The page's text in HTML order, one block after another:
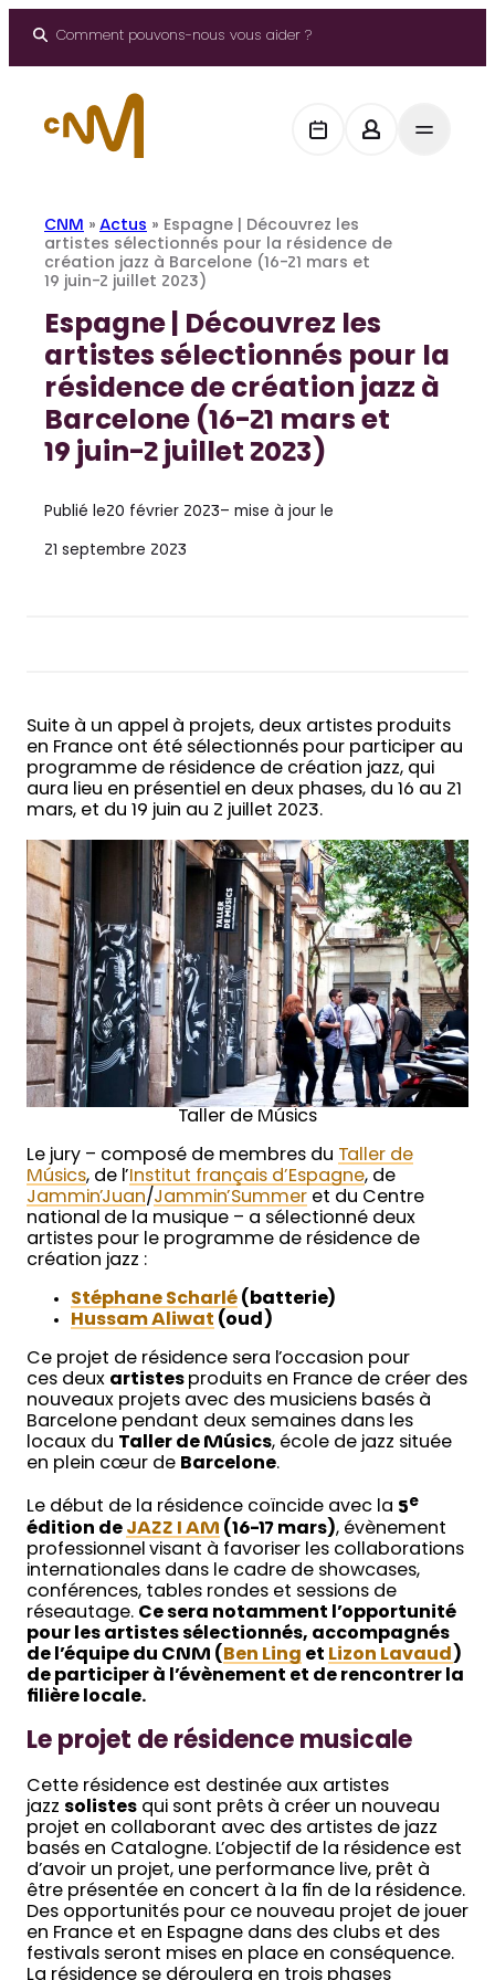
Comment pouvons-nous vous aider ?
CNM » Actus » Espagne | Découvrez les
artistes sélectionnés pour la résidence de
création jazz à Barcelone (16-21 mars et
19 juin-2 juillet 2023)
Espagne | Découvrez les
artistes sélectionnés pour la
résidence de création jazz à
Barcelone (16-21 mars et
19 juin-2 juillet 2023)
Publié le20 février 2023– mise à jour le
21 septembre 2023
Suite à un appel à projets, deux artistes produits
en France ont été sélectionnés pour participer au
programme de résidence de création jazz, qui
aura lieu en présentiel en deux phases, du 16 au 21
mars, et du 19 juin au 2 juillet 2023.
Taller de Músics
Le jury – composé de membres du Taller de
Músics, de l’Institut français d’Espagne, de
Jammin’Juan/Jammin’Summer et du Centre
national de la musique – a sélectionné deux
artistes pour le programme de résidence de
création jazz :
Stéphane Scharlé (batterie)
Hussam Aliwat (oud)
Ce projet de résidence sera l’occasion pour
ces deux artistes produits en France de créer des
nouveaux projets avec des musiciens basés à
Barcelone pendant deux semaines dans les
locaux du Taller de Músics, école de jazz située
en plein cœur de Barcelone.
Le début de la résidence coïncide avec la 5e
édition de JAZZ I AM (16-17 mars), évènement
professionnel visant à favoriser les collaborations
internationales dans le cadre de showcases,
conférences, tables rondes et sessions de
réseautage. Ce sera notamment l’opportunité
pour les artistes sélectionnés, accompagnés
de l’équipe du CNM ( Ben Ling et Lizon Lavaud )
de participer à l’évènement et de rencontrer la
filière locale.
Le projet de résidence musicale
Cette résidence est destinée aux artistes
jazz solistes qui sont prêts à créer un nouveau
projet en collaborant avec des artistes de jazz
basés en Catalogne. L’objectif de la résidence est
d’avoir un projet, une performance live, prêt à
être présentée en concert à la fin de la résidence.
Des opportunités pour ce nouveau projet de jouer
en France et en Espagne dans des clubs et des
festivals seront mises en place en conséquence.
La résidence se déroulera en trois phases